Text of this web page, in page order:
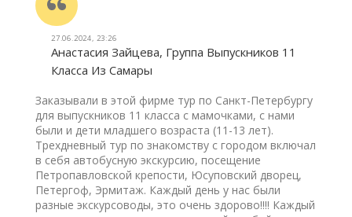
27.06.2024, 23:26
Анастасия Зайцева, Группа Выпускников 11
Класса Из Самары
Заказывали в этой фирме тур по Санкт-Петербургу
для выпускников 11 класса с мамочками, с нами
были и дети младшего возраста (11-13 лет).
Трехдневный тур по знакомству с городом включал
в себя автобусную экскурсию, посещение
Петропавловской крепости, Юсуповский дворец,
Петергоф, Эрмитаж. Каждый день у нас были
разные экскурсоводы, это очень здорово!!!! Каждый